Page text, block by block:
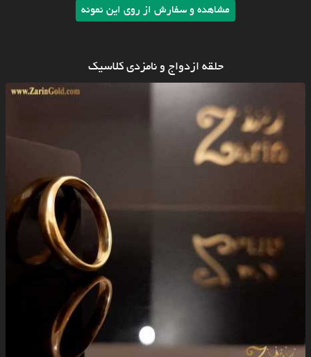
مشاهده و سفارش از روی این نمونه
حلقه ازدواج و نامزدی کلاسیک